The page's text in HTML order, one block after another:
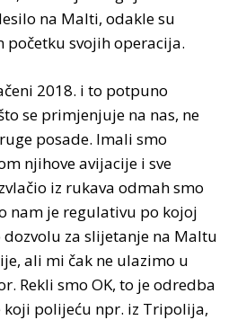
na Malti, odakle su
svojih operacija.
2018. i to potpuno
se primjenjuje na nas, ne
posade. Imali smo
njihove avijacije i sve
iz rukava odmah smo
nam je regulativu po kojoj
za slijetanje na Maltu
ali mi čak ne ulazimo u
Rekli smo OK, to je odredba
polijeću npr. iz Tripolija,